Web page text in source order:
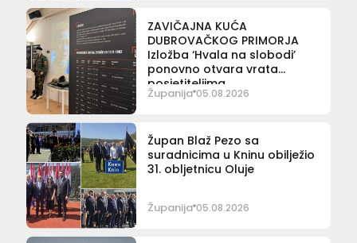
ZAVIČAJNA KUĆA
DUBROVAČKOG PRIMORJA
Izložba ‘Hvala na slobodi’
ponovno otvara vrata
posjetiteljima
Županija 05.08.2026
Župan Blaž Pezo sa
suradnicima u Kninu obilježio
31. obljetnicu Oluje
Županija 05.08.2026